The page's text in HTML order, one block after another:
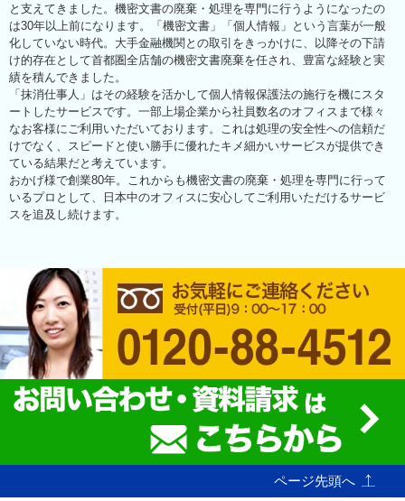
と支えてきました。機密文書の廃棄・処理を専門に行うようになったの
は30年以上前になります。「機密文書」「個人情報」という言葉が一般
化していない時代。大手金融機関との取引をきっかけに、以降その下請
け的存在として首都圏全店舗の機密文書廃棄を任され、豊富な経験と実
績を積んできました。
「抹消仕事人」はその経験を活かして個人情報保護法の施行を機にスタ
ートしたサービスです。一部上場企業から社員数名のオフィスまで様々
なお客様にご利用いただいております。これは処理の安全性への信頼だ
けでなく、スピードと使い勝手に優れたキメ細かいサービスが提供でき
ている結果だと考えています。
おかげ様で創業80年。これからも機密文書の廃棄・処理を専門に行って
いるプロとして、日本中のオフィスに安心してご利用いただけるサービ
スを追及し続けます。
ページ先頭へ